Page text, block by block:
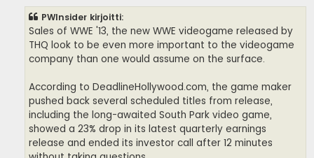
PWInsider kirjoitti:
Sales of WWE '13, the new WWE videogame released by
THQ look to be even more important to the videogame
company than one would assume on the surface.
According to DeadlineHollywood.com, the game maker
pushed back several scheduled titles from release,
including the long-awaited South Park video game,
showed a 23% drop in its latest quarterly earnings
release and ended its investor call after 12 minutes